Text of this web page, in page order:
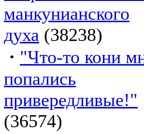
манкунианского
духа (38238)
· "Что-то кони
попались
привередливые!"
(36574)